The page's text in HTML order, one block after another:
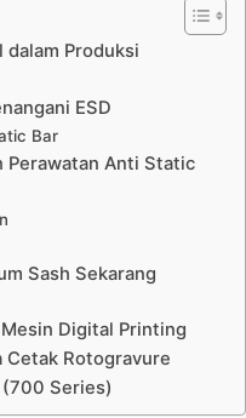
dalam Produksi
ESD
Bar
Perawatan Anti Static
Sash Sekarang
Digital Printing
Cetak Rotogravure
Series)